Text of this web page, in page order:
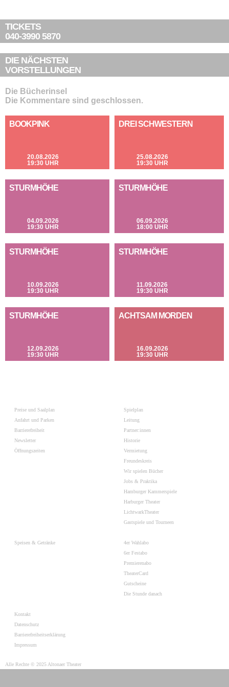
TICKETS
040-3990 5870
DIE NÄCHSTEN
VORSTELLUNGEN
Die Bücherinsel
Die Kommentare sind geschlossen.
BOOKPINK
20.08.2026
19:30 UHR
DREI SCHWESTERN
25.08.2026
19:30 UHR
STURMHÖHE
04.09.2026
19:30 UHR
STURMHÖHE
06.09.2026
18:00 UHR
STURMHÖHE
10.09.2026
19:30 UHR
STURMHÖHE
11.09.2026
19:30 UHR
STURMHÖHE
12.09.2026
19:30 UHR
ACHTSAM MORDEN
16.09.2026
19:30 UHR
Preise und Saalplan
Anfahrt und Parken
Barrierefreiheit
Newsletter
Öffnungszeiten
Spielplan
Leitung
Partner:innen
Historie
Vermietung
Freundeskreis
Wir spielen Bücher
Jobs & Praktika
Hamburger Kammerspiele
Harburger Theater
LichtwarkTheater
Gastspiele und Tourneen
Speisen & Getränke
4er Wahlabo
6er Festabo
Premierenabo
TheaterCard
Gutscheine
Die Stunde danach
Kontakt
Datenschutz
Barrierefreiheitserklärung
Impressum
Alle Rechte © 2025 Altonaer Theater